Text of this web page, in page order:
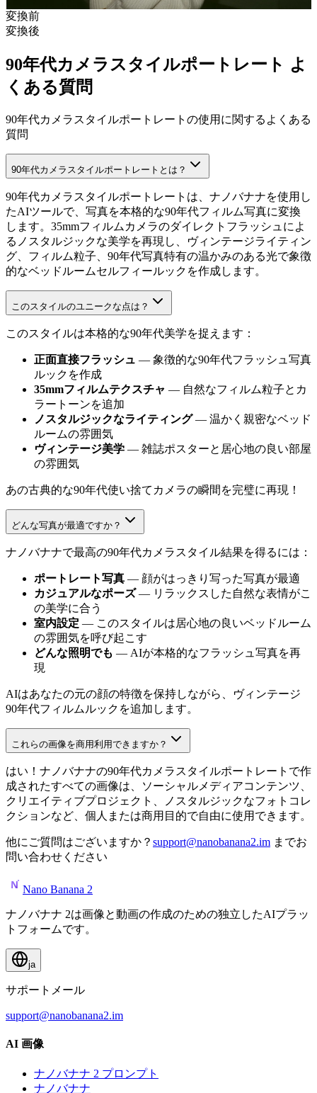
変換前
変換後
90年代カメラスタイルポートレート よ
くある質問
90年代カメラスタイルポートレートの使用に関するよくある
質問
90年代カメラスタイルポートレートとは？
90年代カメラスタイルポートレートは、ナノバナナを使用し
たAIツールで、写真を本格的な90年代フィルム写真に変換
します。35mmフィルムカメラのダイレクトフラッシュによ
るノスタルジックな美学を再現し、ヴィンテージライティン
グ、フィルム粒子、90年代写真特有の温かみのある光で象徴
的なベッドルームセルフィールックを作成します。
このスタイルのユニークな点は？
このスタイルは本格的な90年代美学を捉えます：
正面直接フラッシュ — 象徴的な90年代フラッシュ写真
ルックを作成
35mmフィルムテクスチャ — 自然なフィルム粒子とカ
ラートーンを追加
ノスタルジックなライティング— 温かく親密なベッド
ルームの雰囲気
ヴィンテージ美学 — 雑誌ポスターと居心地の良い部屋
の雰囲気
あの古典的な90年代使い捨てカメラの瞬間を完璧に再現！
どんな写真が最適ですか？
ナノバナナで最高の90年代カメラスタイル結果を得るには：
ポートレート写真 — 顔がはっきり写った写真が最適
カジュアルなポーズ— リラックスした自然な表情がこ
の美学に合う
室内設定 — このスタイルは居心地の良いベッドルーム
の雰囲気を呼び起こす
どんな照明でも — AIが本格的なフラッシュ写真を再
現
AIはあなたの元の顔の特徴を保持しながら、ヴィンテージ
90年代フィルムルックを追加します。
これらの画像を商用利用できますか？
はい！ナノバナナの90年代カメラスタイルポートレートで作
成されたすべての画像は、ソーシャルメディアコンテンツ、
クリエイティブプロジェクト、ノスタルジックなフォトコレ
クションなど、個人または商用目的で自由に使用できます。
他にご質問はございますか？ support@nanobanana2.im までお
問い合わせください
Nano Banana 2
ナノバナナ 2は画像と動画の作成のための独立したAIプラッ
トフォームです。
ja
サポートメール
support@nanobanana2.im
AI 画像
ナノバナナ 2 プロンプト
ナノバナナ